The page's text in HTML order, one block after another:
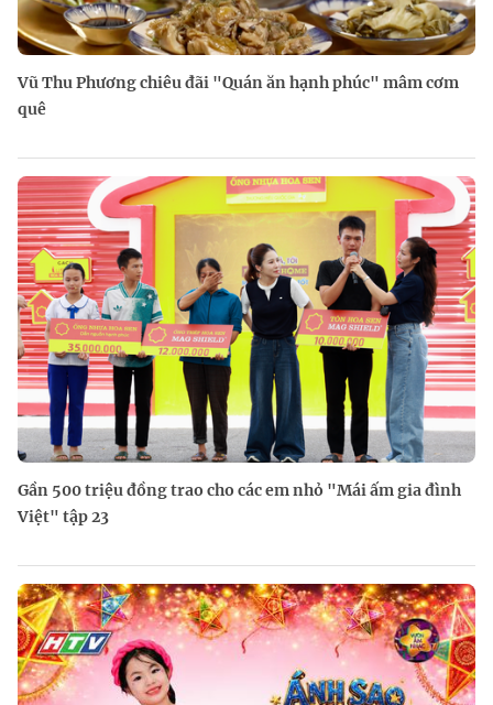
Vũ Thu Phương chiêu đãi "Quán ăn hạnh phúc" mâm cơm
quê
Gần 500 triệu đồng trao cho các em nhỏ "Mái ấm gia đình
Việt" tập 23